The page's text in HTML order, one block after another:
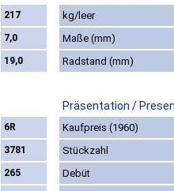
217
kg/leer
7,0
Maße (mm)
19,0 Radstand (mm)
Präsentation /
6R
Kaufpreis (1960)
3781
Stückzahl
265 Debüt